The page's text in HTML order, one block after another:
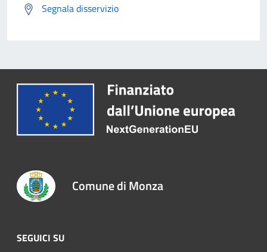
Segnala disservizio
Comune di Monza
SEGUICI SU